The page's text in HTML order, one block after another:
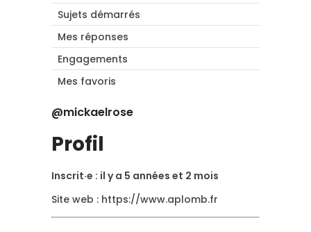
Sujets démarrés
Mes réponses
Engagements
Mes favoris
@mickaelrose
Profil
Inscrit·e : il y a 5 années et 2 mois
Site web : https://www.aplomb.fr